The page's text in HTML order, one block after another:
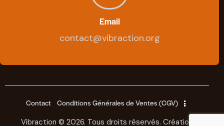
Email
contact@vibraction.org
Contact
Conditions Générales de Ventes (CGV)
Vibraction © 2026. Tous droits réservés. Création